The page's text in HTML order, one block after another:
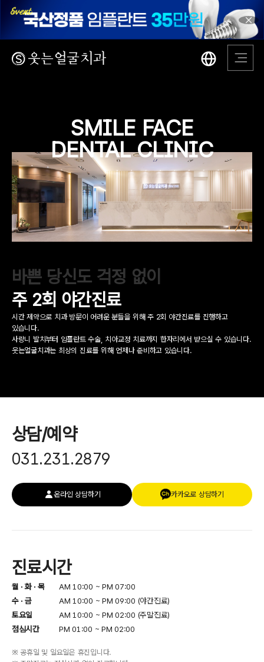
바쁜 당신도 걱정 없이
주 2회 야간진료
시간 제약으로 치과 방문이 어려운 분들을 위해 주 2회 야간진료를 진행하고
있습니다.
사랑니 발치부터 임플란트 수술, 치아교정 치료까지 한자리에서 받으실 수 있습니다.
웃는얼굴치과는 최상의 진료를 위해 언제나 준비하고 있습니다.
상담/예약
031.231.2879
온라인 상담하기 카카오로 상담하기
진료시간
월 · 화 · 목
AM 10:00 ~ PM 07:00
수 · 금
AM 10:00 ~ PM 09:00 (야간진료)
토요일
AM 10:00 ~ PM 02:00 (주말진료)
점심시간
PM 01:00 ~ PM 02:00
※ 공휴일 및 일요일은 휴진입니다.